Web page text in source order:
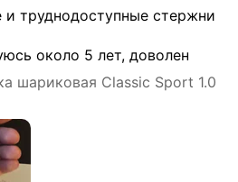
и труднодоступные стержни
около 5 лет, доволен
шариковая Classic Sport 1.0